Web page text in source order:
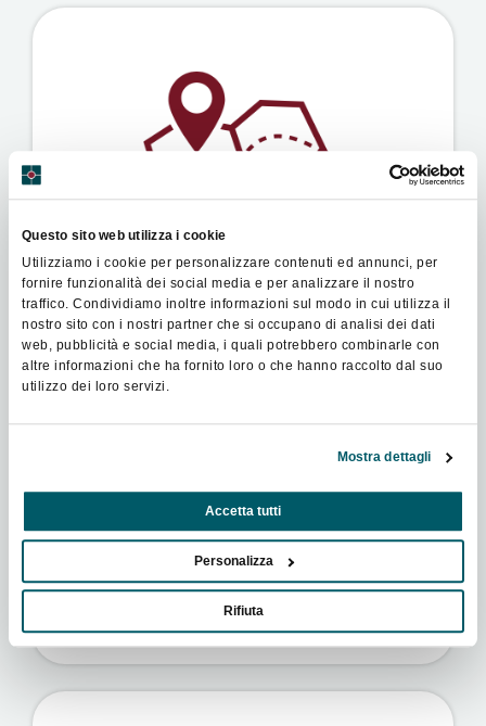
Questo sito web utilizza i cookie
Utilizziamo i cookie per personalizzare contenuti ed annunci, per
fornire funzionalità dei social media e per analizzare il nostro
traffico. Condividiamo inoltre informazioni sul modo in cui utilizza il
nostro sito con i nostri partner che si occupano di analisi dei dati
web, pubblicità e social media, i quali potrebbero combinarle con
altre informazioni che ha fornito loro o che hanno raccolto dal suo
utilizzo dei loro servizi.
Mostra dettagli
Accetta tutti
Personalizza
Rifiuta
13 dicembre 2023